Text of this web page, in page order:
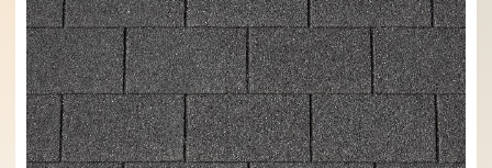
Питання
Контакти
05 Вікна та сходи
06 Ворота